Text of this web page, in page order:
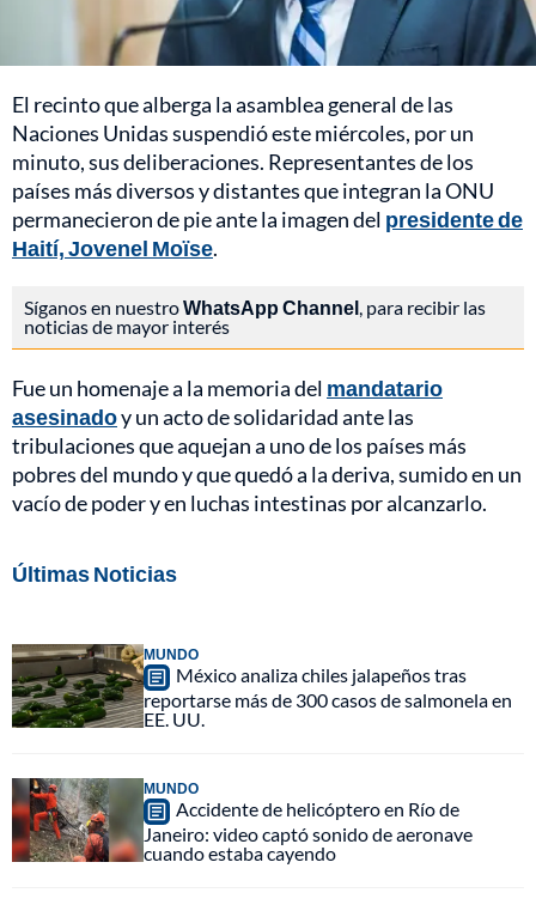
El recinto que alberga la asamblea general de las
Naciones Unidas suspendió este miércoles, por un
minuto, sus deliberaciones. Representantes de los
países más diversos y distantes que integran la ONU
permanecieron de pie ante la imagen del presidente de
Haití, Jovenel Moïse.
Síganos en nuestroWhatsApp Channel , para recibir las
noticias de mayor interés
Fue un homenaje a la memoria del mandatario
asesinadoy un acto de solidaridad ante las
tribulaciones que aquejan a uno de los países más
pobres del mundo y que quedó a la deriva, sumido en un
vacío de poder y en luchas intestinas por alcanzarlo.
Últimas Noticias
MUNDO
México analiza chiles jalapeños tras
reportarse más de 300 casos de salmonela en
EE. UU.
MUNDO
Accidente de helicóptero en Río de
Janeiro: video captó sonido de aeronave
cuando estaba cayendo